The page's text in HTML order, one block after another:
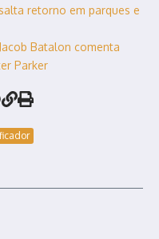
retorno em parques e
Batalon comenta
Parker